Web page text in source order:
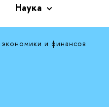
Наука
и финансов